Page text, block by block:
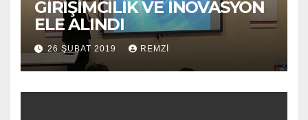
GİRİŞİMCİLİK VE İNOVASYON
ELE ALINDI
26 ŞUBAT 2019 REMZI